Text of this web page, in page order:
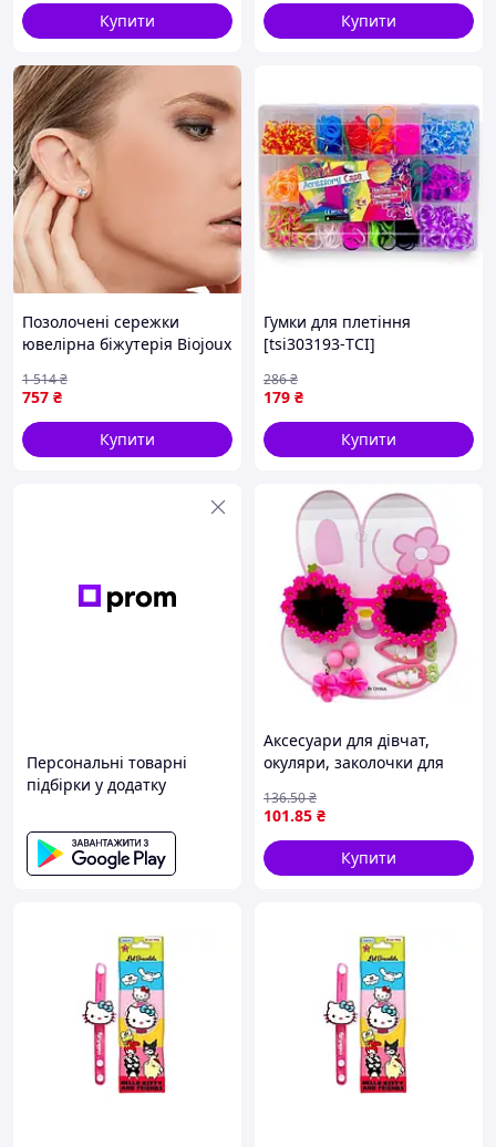
Купити Купити
Позолочені сережки
ювелірна біжутерія Biojoux
маленьких модниць BU-45
757 ₴
1 514₴
Купити
Гумки для плетіння
[tsi303193-ТCІ]
179 ₴
286₴
Купити
Персональні товарні
підбірки у додатку
Аксесуари для дівчат,
окуляри, заколочки для
101.85 ₴
136.50₴
Купити